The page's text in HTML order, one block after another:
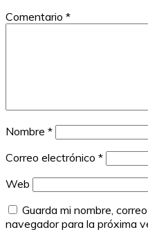
Comentario *
Nombre *
Correo electrónico *
Web
Guarda mi nombre,
navegador para la próxima